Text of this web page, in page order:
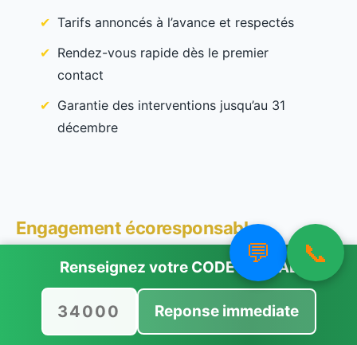
Tarifs annoncés à l’avance et respectés
Rendez-vous rapide dès le premier
contact
Garantie des interventions jusqu’au 31
décembre
Engagement écoresponsable
ALLO FRELONS développe une approche
raisonnée de la lutte contre les nuisibles. Le
réseau soutient activement la biodiversité à
travers
ALLO FRELONS – Mission
💬 📞
Renseignez votre CODE POSTAL
Reponse immediate